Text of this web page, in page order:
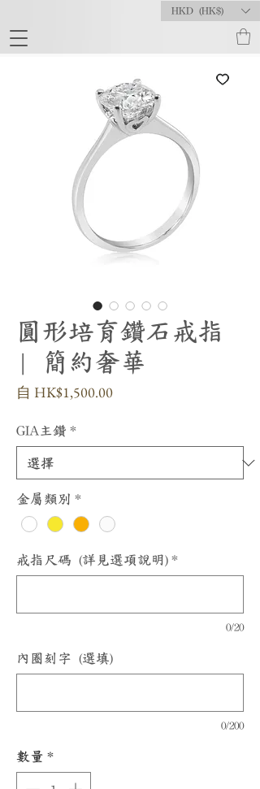
HKD (HK$)
圓形培育鑽石戒指
| 簡約奢華
自 HK$1,500.00促
格
GIA主鑽 *
金屬類別 *
戒指尺碼 (詳見選項說明) *
0/20
內圈刻字 (選填)
0/200
數量 *